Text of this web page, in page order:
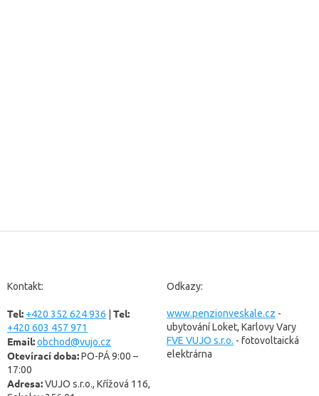
Kontakt:
Tel: +420 352 624 936 Tel:
+420 603 457 971
Email:obchod@vujo.cz
Otevírací doba:PO-PÁ 9:00 –
17:00
Adresa:VUJO s.r.o., Křížová 116,
Odkazy:
www.penzionveskale.cz -
ubytování Loket, Karlovy Vary
FVE VUJO s.r.o. - fotovoltaická
elektrárna